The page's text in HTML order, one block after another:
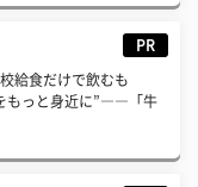
PR
校給食だけで飲むも
もっと身近に”――「牛